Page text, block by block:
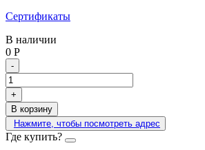
Сертификаты
В наличии
0 Р
-
+
В корзину
Нажмите, чтобы посмотреть адрес
Где купить?